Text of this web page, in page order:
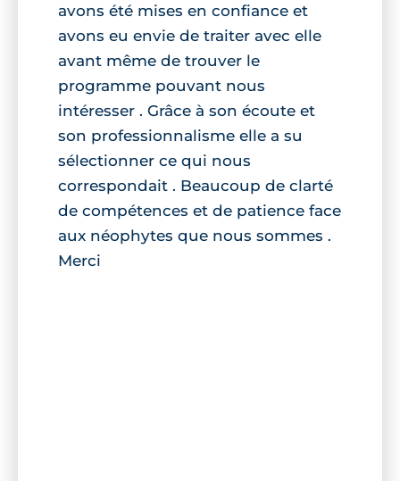
avons été mises en confiance et
avons eu envie de traiter avec elle
avant même de trouver le
programme pouvant nous
intéresser . Grâce à son écoute et
son professionnalisme elle a su
sélectionner ce qui nous
correspondait . Beaucoup de clarté
de compétences et de patience face
aux néophytes que nous sommes .
Merci